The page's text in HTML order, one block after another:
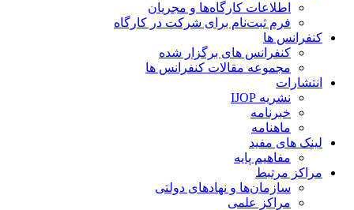
اطلاعات کارگاه‌ها و مجریان
فرم ثبت‌نام برای شرکت در کارگاه
کنفرانس ها
کنفرانس های برگزار شده
مجموعه مقالات کنفرانس ها
انتشارات
نشریه IJOP
خبرنامه
ماهنامه
لینک های مفید
مفاهیم پایه
مراکز مرتبط
سازمان‌ها و نهادهای دولتی
مراکز علمی